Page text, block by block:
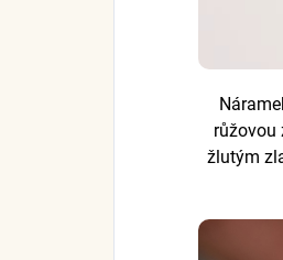
růžovou
žlutým